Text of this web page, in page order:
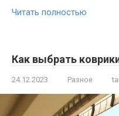
Читать полностью
Как выбрать
24.12.2023 Разное